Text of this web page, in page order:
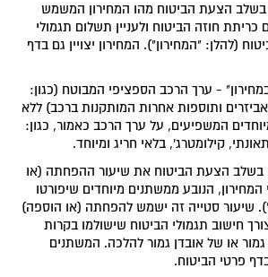
בשלב הצעת הביטוח מהו המחירון המשמש
חוזה הביטוח ולעניין תשלום תגמולי
(להלן: "המחירון"). המחירון יצויין גם בדף
- ערך הרכב הספציפי המבוטח (כגון:
ותוספות אחרות המותקנות ברכב) ללא
המשפיעים, על ערך הרכב כאמור, כגון:
קילומטרג', בלאי חריג ומיוחד.
בשלב הצעת הביטוח את שיעור ההפחתה (או
הנובע ממשתנים מיוחדים שיפורטו
שיעור סטייה זה ישמש להפחתה (או הוספה)
חישוב תגמולי הביטוח שישולמו בקרות
או של אובדן גמור להלכה. המשתנים
בדף פרטי הביטוח.